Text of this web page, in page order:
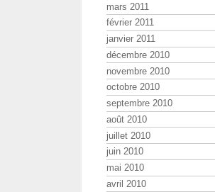
mars 2011
février 2011
janvier 2011
décembre 2010
novembre 2010
octobre 2010
septembre 2010
août 2010
juillet 2010
juin 2010
mai 2010
avril 2010